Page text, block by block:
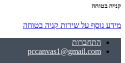
קנייה בטוחה
מידע נוסף על שירות קניה בטוחה
התחברות
pccanvas1@gmail.com